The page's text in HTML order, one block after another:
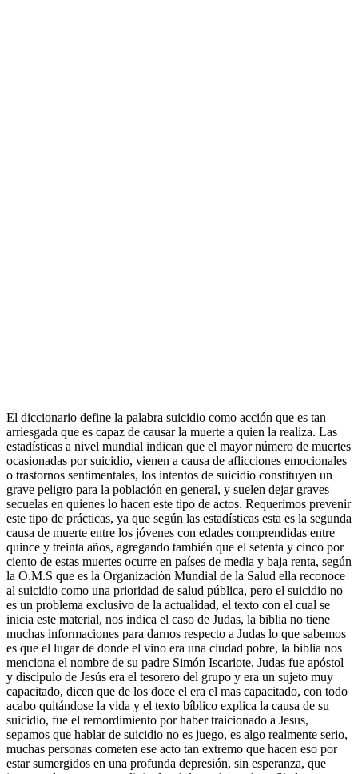
El diccionario define la palabra suicidio como acción que es tan
arriesgada que es capaz de causar la muerte a quien la realiza. Las
estadísticas a nivel mundial indican que el mayor número de muertes
ocasionadas por suicidio, vienen a causa de aflicciones emocionales
o trastornos sentimentales, los intentos de suicidio constituyen un
grave peligro para la población en general, y suelen dejar graves
secuelas en quienes lo hacen este tipo de actos. Requerimos prevenir
este tipo de prácticas, ya que según las estadísticas esta es la segunda
causa de muerte entre los jóvenes con edades comprendidas entre
quince y treinta años, agregando también que el setenta y cinco por
ciento de estas muertes ocurre en países de media y baja renta, según
la O.M.S que es la Organización Mundial de la Salud ella reconoce
al suicidio como una prioridad de salud pública, pero el suicidio no
es un problema exclusivo de la actualidad, el texto con el cual se
inicia este material, nos indica el caso de Judas, la biblia no tiene
muchas informaciones para darnos respecto a Judas lo que sabemos
es que el lugar de donde el vino era una ciudad pobre, la biblia nos
menciona el nombre de su padre Simón Iscariote, Judas fue apóstol
y discípulo de Jesús era el tesorero del grupo y era un sujeto muy
capacitado, dicen que de los doce el era el mas capacitado, con todo
acabo quitándose la vida y el texto bíblico explica la causa de su
suicidio, fue el remordimiento por haber traicionado a Jesus,
sepamos que hablar de suicidio no es juego, es algo realmente serio,
muchas personas cometen ese acto tan extremo que hacen eso por
estar sumergidos en una profunda depresión, sin esperanza, que